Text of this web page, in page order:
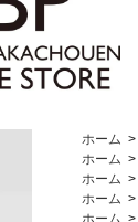
ホーム >
ホーム >
ホーム >
ホーム >
ホーム >